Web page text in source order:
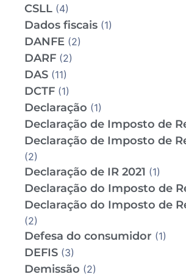
CSLL (4)
Dados fiscais (1)
DANFE (2)
DARF (2)
DAS (11)
DCTF (1)
Declaração (1)
Declaração de Imposto de
Declaração de Imposto de
(2)
Declaração de IR 2021 (1)
Declaração do Imposto de
Declaração do Imposto de
(2)
Defesa do consumidor (1)
DEFIS (3)
Demissão (2)